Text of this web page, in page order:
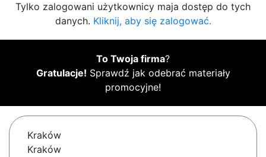
Tylko zalogowani użytkownicy maja dostęp do tych
danych. Kliknij, aby się zalogować.
To Twoja firma?
Gratulacje! Sprawdź jak odebrać materiały
promocyjne!
Kraków
Kraków